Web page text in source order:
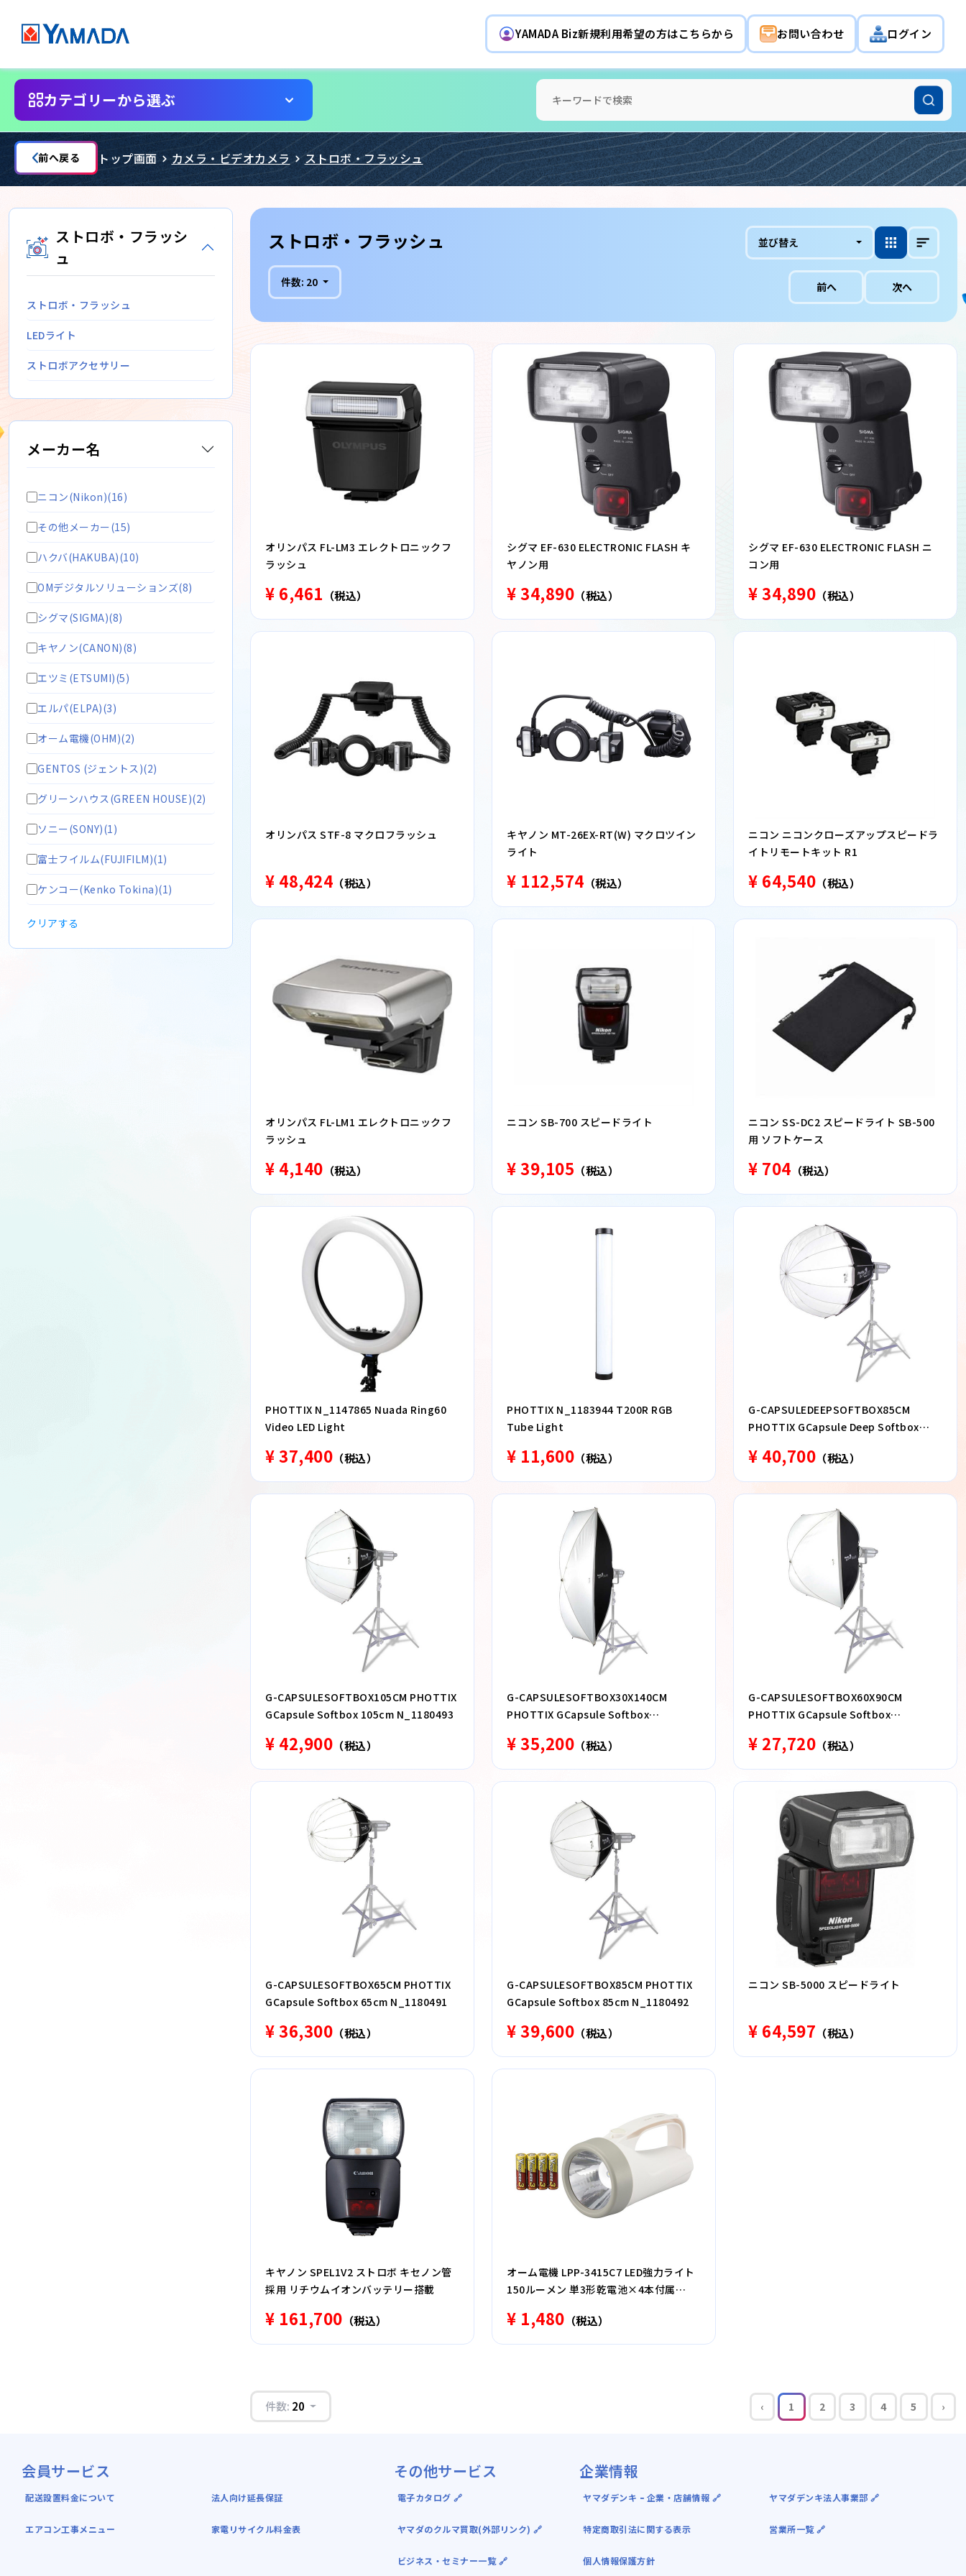
YAMADA Biz新規利用希望の方はこちらから お問い合わせ ログイン
カテゴリーから選ぶ
前へ戻る トップ画面 カメラ・ビデオカメラ ストロボ・フラッシュ
ストロボ・フラッシ
ュ
ストロボ・フラッシュ
LEDライト
ストロボアクセサリー
メーカー名
ニコン(Nikon)(16)
その他メーカー(15)
ハクバ(HAKUBA)(10)
OMデジタルソリューションズ(8)
シグマ(SIGMA)(8)
キヤノン(CANON)(8)
エツミ(ETSUMI)(5)
エルパ(ELPA)(3)
オーム電機(OHM)(2)
GENTOS (ジェントス)(2)
グリーンハウス(GREEN HOUSE)(2)
ソニー(SONY)(1)
富士フイルム(FUJIFILM)(1)
ケンコー(Kenko Tokina)(1)
クリアする
ストロボ・フラッシュ
件数: 20
並び替え
前へ 次へ
オリンパス FL-LM3 エレクトロニックフ
ラッシュ
¥ 6,461 （税込）
シグマ EF-630 ELECTRONIC FLASH キ
ヤノン用
¥ 34,890 （税込）
シグマ EF-630 ELECTRONIC FLASH ニ
コン用
¥ 34,890 （税込）
オリンパス STF-8 マクロフラッシュ
¥ 48,424 （税込）
キヤノン MT-26EX-RT(W) マクロツイン
ライト
¥ 112,574 （税込）
ニコン ニコンクローズアップスピードラ
イトリモートキット R1
¥ 64,540 （税込）
オリンパス FL-LM1 エレクトロニックフ
ラッシュ
¥ 4,140 （税込）
ニコン SB-700 スピードライト
¥ 39,105 （税込）
ニコン SS-DC2 スピードライト SB-500
用 ソフトケース
¥ 704 （税込）
PHOTTIX N_1147865 Nuada Ring60
Video LED Light
¥ 37,400 （税込）
PHOTTIX N_1183944 T200R RGB
Tube Light
¥ 11,600 （税込）
G-CAPSULEDEEPSOFTBOX85CM
PHOTTIX GCapsule Deep Softbox
¥ 40,700 （税込）
G-CAPSULESOFTBOX105CM PHOTTIX
GCapsule Softbox 105cm N_1180493
¥ 42,900 （税込）
G-CAPSULESOFTBOX30X140CM
PHOTTIX GCapsule Softbox
¥ 35,200 （税込）
G-CAPSULESOFTBOX60X90CM
PHOTTIX GCapsule Softbox
¥ 27,720 （税込）
G-CAPSULESOFTBOX65CM PHOTTIX
GCapsule Softbox 65cm N_1180491
¥ 36,300 （税込）
G-CAPSULESOFTBOX85CM PHOTTIX
GCapsule Softbox 85cm N_1180492
¥ 39,600 （税込）
ニコン SB-5000 スピードライト
¥ 64,597 （税込）
キヤノン SPEL1V2 ストロボ キセノン管
採用 リチウムイオンバッテリー搭載
¥ 161,700 （税込）
オーム電機 LPP-3415C7 LED強力ライト
150ルーメン 単3形乾電池×4本付属
¥ 1,480 （税込）
件数: 20 ‹ 1 2 3 4 5 ›
会員サービス
配送設置料金について
エアコン工事メニュー
法人向け延長保証
家電リサイクル料金表
その他サービス
電子カタログ 🔗
ヤマダのクルマ買取(外部リンク) 🔗
ビジネス・セミナー一覧 🔗
企業情報
ヤマダデンキ ｰ 企業・店舗情報 🔗
特定商取引法に関する表示
個人情報保護方針
ヤマダデンキ法人事業部 🔗
営業所一覧 🔗